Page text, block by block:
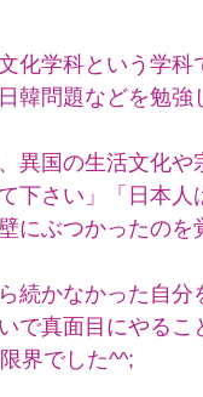
化学科という学科
韓問題などを勉
異国の生活文化や
下さい」「日本
にぶつかったのを
続かなかった自
で真面目にやる
界でした^^;